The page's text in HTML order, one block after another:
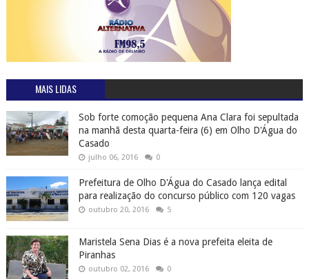
MAIS LIDAS
Sob forte comoção pequena Ana Clara foi sepultada
na manhã desta quarta-feira (6) em Olho D'Água do
Casado
julho 06, 2016 0
Prefeitura de Olho D'Água do Casado lança edital
para realização do concurso público com 120 vagas
outubro 20, 2016 5
Maristela Sena Dias é a nova prefeita eleita de
Piranhas
outubro 02, 2016 0